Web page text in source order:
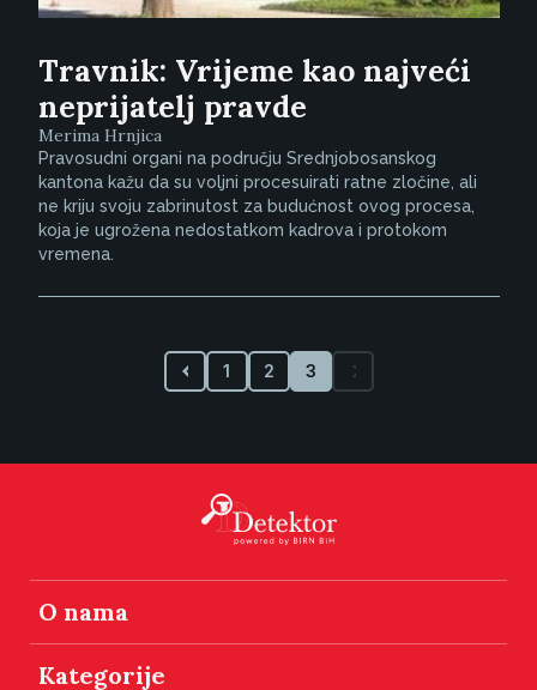
Travnik: Vrijeme kao najveći
neprijatelj pravde
Merima Hrnjica
Pravosudni organi na području Srednjobosanskog
kantona kažu da su voljni procesuirati ratne zločine, ali
ne kriju svoju zabrinutost za budućnost ovog procesa,
koja je ugrožena nedostatkom kadrova i protokom
vremena.
1 2 3
O nama
Kategorije